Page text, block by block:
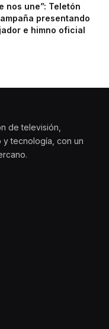
nos une”: Teletón
presentando
e himno oficial
de televisión,
y tecnología, con un